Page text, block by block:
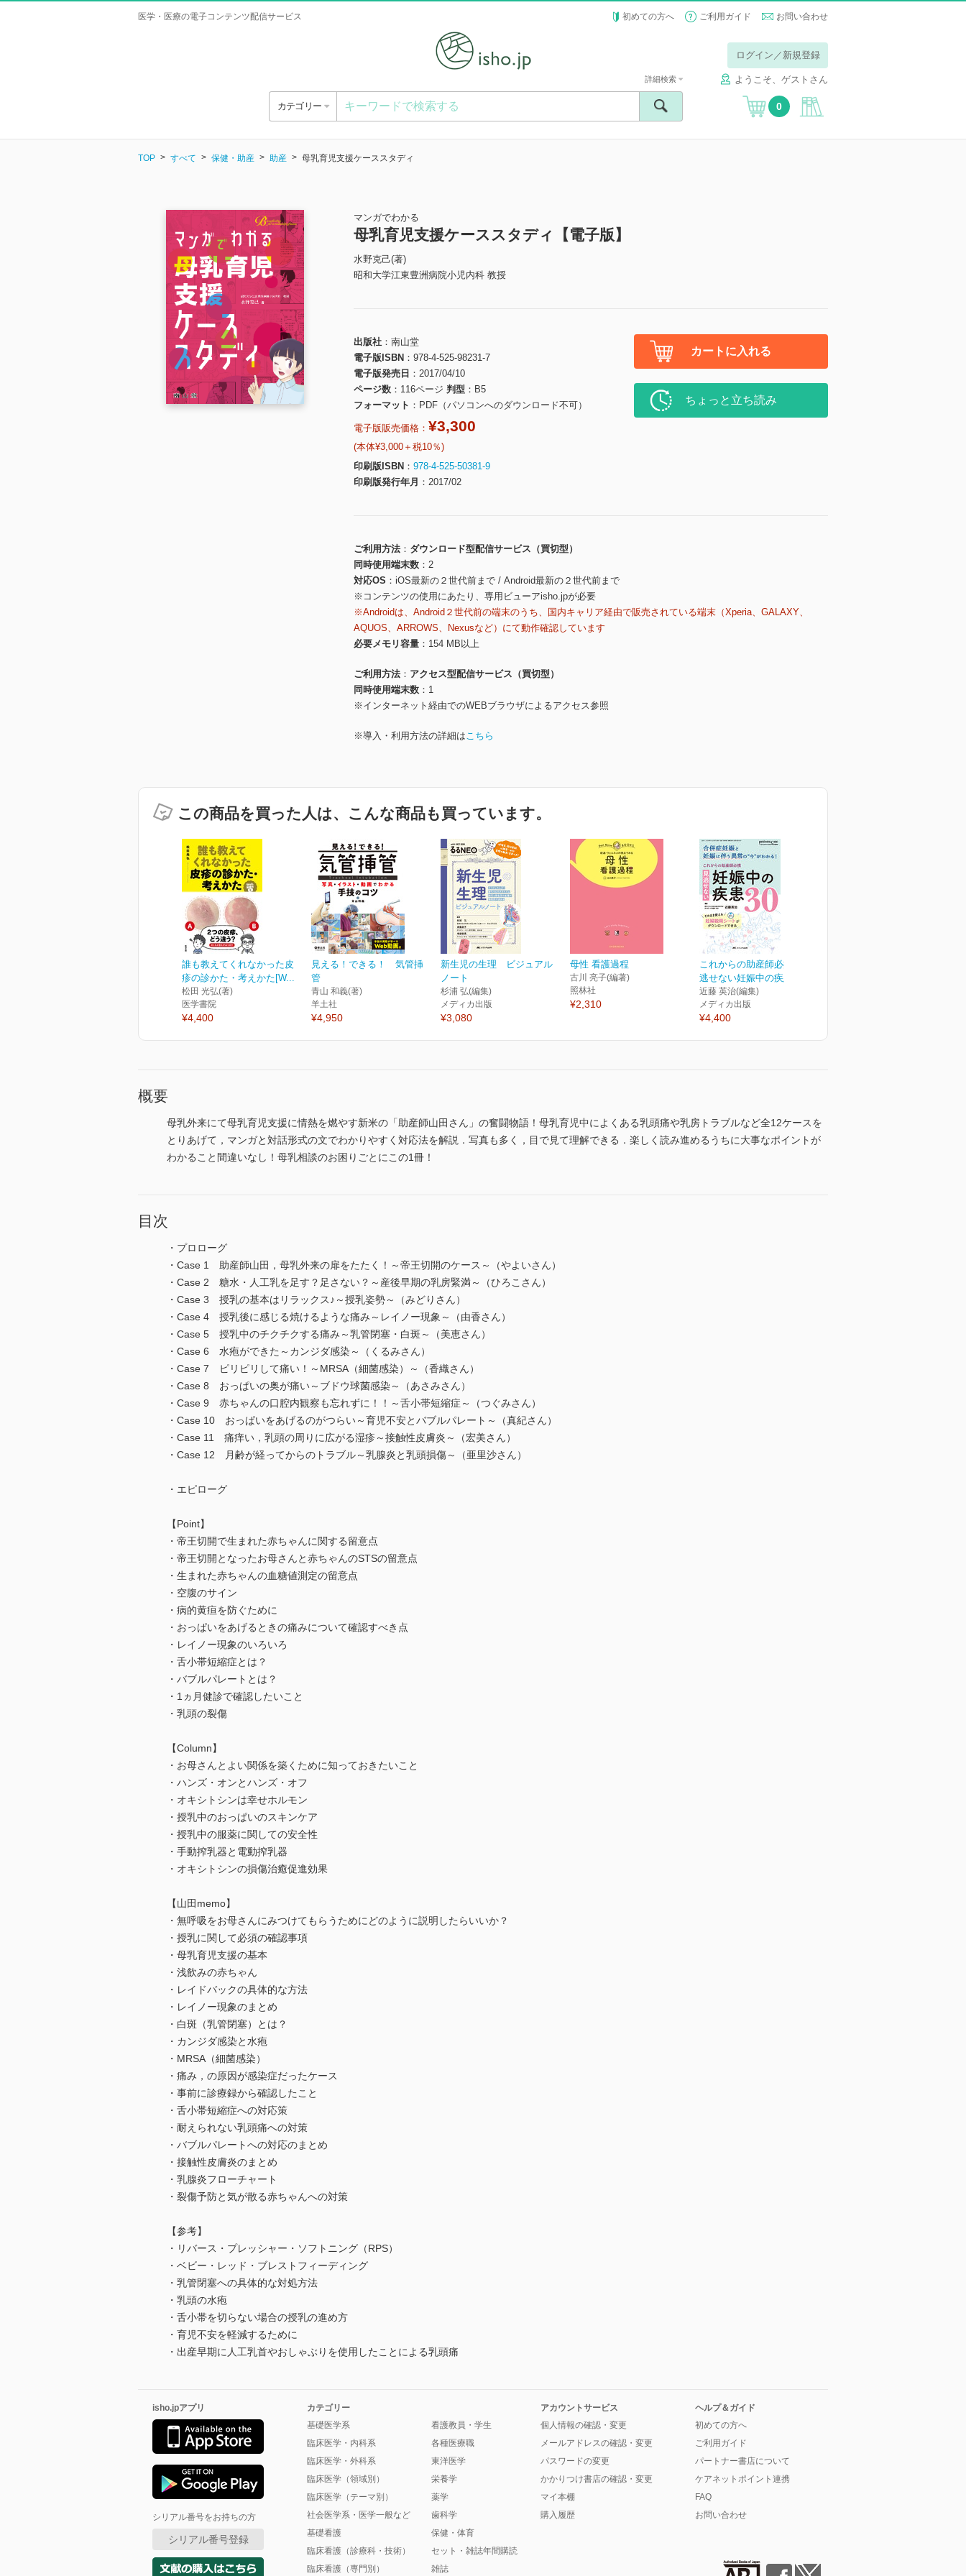
医学・医療の電子コンテンツ配信サービス 初めての方へ ご利用ガイド お問い合わせ
ログイン／新規登録
ようこそ、ゲストさん
カテゴリー
詳細検索
0
TOP すべて 保健・助産 助産 母乳育児支援ケーススタディ
マンガでわかる
母乳育児支援ケーススタディ【電子版】
水野克己(著)
昭和大学江東豊洲病院小児内科 教授
出版社
南山堂
電子版ISBN
978-4-525-98231-7
電子版発売日
2017/04/10
ページ数
116ページ 判型
B5
フォーマット
PDF（パソコンへのダウンロード不可）
電子版販売価格： ¥3,300
(本体¥3,000＋税10％)
印刷版ISBN
978-4-525-50381-9
印刷版発行年月
2017/02
カートに入れる
ちょっと立ち読み
ご利用方法
ダウンロード型配信サービス（買切型）
同時使用端末数
2
対応OS
iOS最新の２世代前まで / Android最新の２世代前まで
※コンテンツの使用にあたり、専用ビューアisho.jpが必要
※Androidは、Android２世代前の端末のうち、国内キャリア経由で販売されている端末（Xperia、GALAXY、
AQUOS、ARROWS、Nexusなど）にて動作確認しています
必要メモリ容量
154 MB以上
ご利用方法
アクセス型配信サービス（買切型）
同時使用端末数
1
※インターネット経由でのWEBブラウザによるアクセス参照
※導入・利用方法の詳細はこちら
この商品を買った人は、こんな商品も買っています。
誰も教えてくれなかった皮
疹の診かた・考えかた[W...
松田 光弘(著)
医学書院
¥4,400
見える！できる！ 気管挿
管
青山 和義(著)
羊土社
¥4,950
新生児の生理 ビジュアル
ノート
杉浦 弘(編集)
メディカ出版
¥3,080
母性 看護過程
古川 亮子(編著)
照林社
¥2,310
これからの助産師必携 見
逃せない妊娠中の疾患30
近藤 英治(編集)
メディカ出版
¥4,400
概要
母乳外来にて母乳育児支援に情熱を燃やす新米の「助産師山田さん」の奮闘物語！母乳育児中によくある乳頭痛や乳房トラブルなど全12ケースを
とりあげて，マンガと対話形式の文でわかりやすく対応法を解説．写真も多く，目で見て理解できる．楽しく読み進めるうちに大事なポイントが
わかること間違いなし！母乳相談のお困りごとにこの1冊！
目次
・プロローグ
・Case 1 助産師山田，母乳外来の扉をたたく！～帝王切開のケース～（やよいさん）
・Case 2 糖水・人工乳を足す？足さない？～産後早期の乳房緊満～（ひろこさん）
・Case 3 授乳の基本はリラックス♪～授乳姿勢～（みどりさん）
・Case 4 授乳後に感じる焼けるような痛み～レイノー現象～（由香さん）
・Case 5 授乳中のチクチクする痛み～乳管閉塞・白斑～（美恵さん）
・Case 6 水疱ができた～カンジダ感染～（くるみさん）
・Case 7 ピリピリして痛い！～MRSA（細菌感染）～（香織さん）
・Case 8 おっぱいの奥が痛い～ブドウ球菌感染～（あさみさん）
・Case 9 赤ちゃんの口腔内観察も忘れずに！！～舌小帯短縮症～（つぐみさん）
・Case 10 おっぱいをあげるのがつらい～育児不安とバブルパレート～（真紀さん）
・Case 11 痛痒い，乳頭の周りに広がる湿疹～接触性皮膚炎～（宏美さん）
・Case 12 月齢が経ってからのトラブル～乳腺炎と乳頭損傷～（亜里沙さん）
・エピローグ
【Point】
・帝王切開で生まれた赤ちゃんに関する留意点
・帝王切開となったお母さんと赤ちゃんのSTSの留意点
・生まれた赤ちゃんの血糖値測定の留意点
・空腹のサイン
・病的黄疸を防ぐために
・おっぱいをあげるときの痛みについて確認すべき点
・レイノー現象のいろいろ
・舌小帯短縮症とは？
・バブルパレートとは？
・1ヵ月健診で確認したいこと
・乳頭の裂傷
【Column】
・お母さんとよい関係を築くために知っておきたいこと
・ハンズ・オンとハンズ・オフ
・オキシトシンは幸せホルモン
・授乳中のおっぱいのスキンケア
・授乳中の服薬に関しての安全性
・手動搾乳器と電動搾乳器
・オキシトシンの損傷治癒促進効果
【山田memo】
・無呼吸をお母さんにみつけてもらうためにどのように説明したらいいか？
・授乳に関して必須の確認事項
・母乳育児支援の基本
・浅飲みの赤ちゃん
・レイドバックの具体的な方法
・レイノー現象のまとめ
・白斑（乳管閉塞）とは？
・カンジダ感染と水疱
・MRSA（細菌感染）
・痛み，の原因が感染症だったケース
・事前に診療録から確認したこと
・舌小帯短縮症への対応策
・耐えられない乳頭痛への対策
・バブルパレートへの対応のまとめ
・接触性皮膚炎のまとめ
・乳腺炎フローチャート
・裂傷予防と気が散る赤ちゃんへの対策
【参考】
・リバース・プレッシャー・ソフトニング（RPS）
・ベビー・レッド・ブレストフィーディング
・乳管閉塞への具体的な対処方法
・乳頭の水疱
・舌小帯を切らない場合の授乳の進め方
・育児不安を軽減するために
・出産早期に人工乳首やおしゃぶりを使用したことによる乳頭痛
isho.jpアプリ
シリアル番号をお持ちの方
シリアル番号登録
カテゴリー
基礎医学系
臨床医学・内科系
臨床医学・外科系
臨床医学（領域別）
臨床医学（テーマ別）
社会医学系・医学一般など
基礎看護
臨床看護（診療科・技術）
臨床看護（専門別）
看護教員・学生
各種医療職
東洋医学
栄養学
薬学
歯科学
保健・体育
セット・雑誌年間購読
雑誌
アカウントサービス
個人情報の確認・変更
メールアドレスの確認・変更
パスワードの変更
かかりつけ書店の確認・変更
マイ本棚
購入履歴
ヘルプ＆ガイド
初めての方へ
ご利用ガイド
パートナー書店について
ケアネットポイント連携
FAQ
お問い合わせ